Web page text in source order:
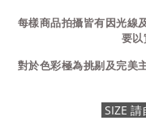
每樣商品拍攝皆有因光線
要以
對於色彩極為挑剔及完美
SIZE 請